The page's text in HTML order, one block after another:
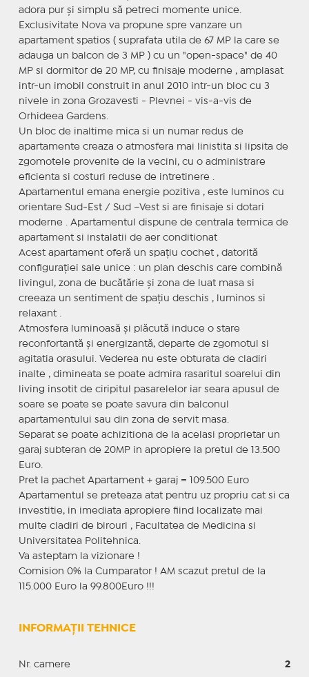
adora pur și simplu să petreci momente unice.
Exclusivitate Nova va propune spre vanzare un
apartament spatios ( suprafata utila de 67 MP la care se
adauga un balcon de 3 MP ) cu un "open-space" de 40
MP si dormitor de 20 MP, cu finisaje moderne , amplasat
intr-un imobil construit in anul 2010 intr-un bloc cu 3
nivele in zona Grozavesti - Plevnei - vis-a-vis de
Orhideea Gardens.
Un bloc de inaltime mica si un numar redus de
apartamente creaza o atmosfera mai linistita si lipsita de
zgomotele provenite de la vecini, cu o administrare
eficienta si costuri reduse de intretinere .
Apartamentul emana energie pozitiva , este luminos cu
orientare Sud-Est / Sud –Vest si are finisaje si dotari
moderne . Apartamentul dispune de centrala termica de
apartament si instalatii de aer conditionat
Acest apartament oferă un spațiu cochet , datorită
configurației sale unice : un plan deschis care combină
livingul, zona de bucătărie și zona de luat masa si
creeaza un sentiment de spațiu deschis , luminos si
relaxant .
Atmosfera luminoasă și plăcută induce o stare
reconfortantă și energizantă, departe de zgomotul si
agitatia orasului. Vederea nu este obturata de cladiri
inalte , dimineata se poate admira rasaritul soarelui din
living insotit de ciripitul pasarelelor iar seara apusul de
soare se poate se poate savura din balconul
apartamentului sau din zona de servit masa.
Separat se poate achizitiona de la acelasi proprietar un
garaj subteran de 20MP in apropiere la pretul de 13.500
Euro.
Pret la pachet Apartament + garaj = 109.500 Euro
Apartamentul se preteaza atat pentru uz propriu cat si ca
investitie, in imediata apropiere fiind localizate mai
multe cladiri de birouri , Facultatea de Medicina si
Universitatea Politehnica.
Va asteptam la vizionare !
Comision 0% la Cumparator ! AM scazut pretul de la
115.000 Euro la 99.800Euro !!!
INFORMAȚII TEHNICE
Nr. camere 2